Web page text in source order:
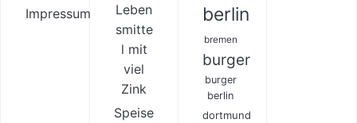
Impressum
Leben
smitte
l mit
viel
Zink
Speise
berlin
bremen
burger
burger
berlin
dortmund